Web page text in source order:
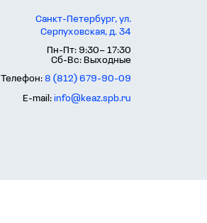
Санкт-Петербург, ул.
Серпуховская, д. 34
Пн-Пт: 9:30– 17:30
Сб-Вс: Выходные
Телефон: 8 (812) 679-90-09
E-mail: info@keaz.spb.ru